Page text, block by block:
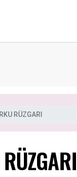
RÜZGARI